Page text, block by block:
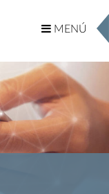
MENÚ
MENÚ